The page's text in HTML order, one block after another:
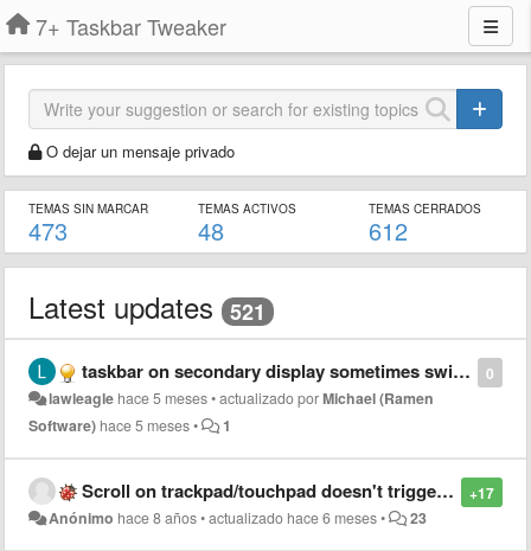
7+ Taskbar Tweaker
O dejar un mensaje privado
TEMAS SIN MARCAR
473
TEMAS ACTIVOS
48
TEMAS CERRADOS
612
Latest updates 521
0
taskbar on secondary display sometimes switches to primary display
lawleagle hace 5 meses•actualizado porMichael (Ramen
Software) hace 5 meses• 1
+17
Scroll on trackpad/touchpad doesn't trigger mouse wheel options
Anónimo hace 8 años•actualizado hace 6 meses• 23